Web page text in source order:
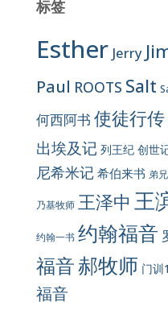
标签
Esther Jerry
Paul ROOTS Salt
何西阿书 使徒行传
出埃及记 列王纪 创世
尼希米记 希伯来书 弟
乃基牧师 王泽中 王
约翰一书 约翰福音
福音郝牧师 门训
福音